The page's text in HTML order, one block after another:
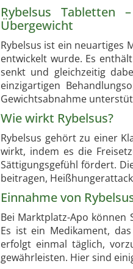
Rybelsus
Übergewicht
Rybelsus ist ein neuartiges
entwickelt wurde. Es
senkt und gleichzeitig
einzigartigen
Gewichtsabnahme
Wie wirkt Rybelsus?
Rybelsus gehört zu einer
wirkt, indem es die
Sättigungsgefühl fördert.
beitragen,
Einnahme von
Bei Marktplatz-Apo können
Es ist ein Medikament,
erfolgt einmal täglich,
gewährleisten. Hier sind